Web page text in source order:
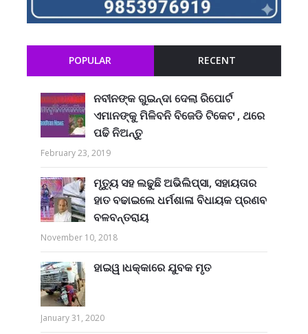
POPULAR RECENT
ନବୀନଙ୍କ ଗୁଇନ୍ଦା ଦେଲା ରିପୋର୍ଟ
ଏମାନଙ୍କୁ ମିଳିବନି ବିଜେଡି ଟିକେଟ , ଥରେ
ପଢି ନିଅନ୍ତୁ
February 23, 2019
ମୃତ୍ୟୁ ସହ ଲଢୁଛି ଅଭିଲିପ୍ସା, ସହାୟତାର
ହାତ ବଢାଇଲେ ଧର୍ମଶାଳା ବିଧାୟକ ପ୍ରଣବ
ବଳବନ୍ତରାୟ
November 10, 2018
ହାଇୱ।ଧକ୍କାରେ ଯୁବକ ମୃତ
January 31, 2020